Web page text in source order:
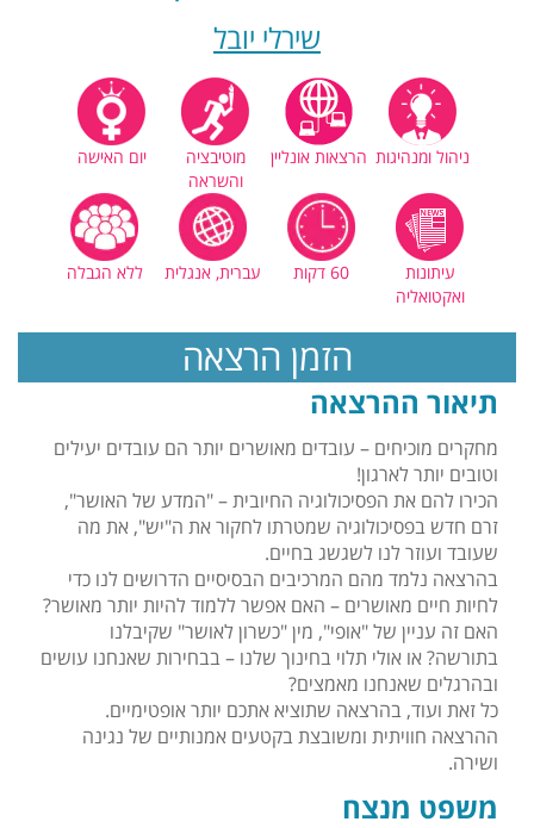
שירלי יובל
ניהול ומנהיגות הרצאות אונליין
מוטיבציה
והשראה
יום האישה
עיתונות
ואקטואליה
60 דקות עברית, אנגלית ללא הגבלה
הזמן הרצאה
תיאור ההרצאה
מחקרים מוכיחים – עובדים מאושרים יותר הם עובדים יעילים
וטובים יותר לארגון!
הכירו להם את הפסיכולוגיה החיובית – "המדע של האושר",
זרם חדש בפסיכולוגיה שמטרתו לחקור את ה"יש", את מה
שעובד ועוזר לנו לשגשג בחיים.
בהרצאה נלמד מהם המרכיבים הבסיסיים הדרושים לנו כדי
לחיות חיים מאושרים – האם אפשר ללמוד להיות יותר מאושר?
האם זה עניין של "אופי", מין "כשרון לאושר" שקיבלנו
בתורשה? או אולי תלוי בחינוך שלנו – בבחירות שאנחנו עושים
ובהרגלים שאנחנו מאמצים?
כל זאת ועוד, בהרצאה שתוציא אתכם יותר אופטימיים.
ההרצאה חוויתית ומשובצת בקטעים אמנותיים של נגינה
ושירה.
משפט מנצח